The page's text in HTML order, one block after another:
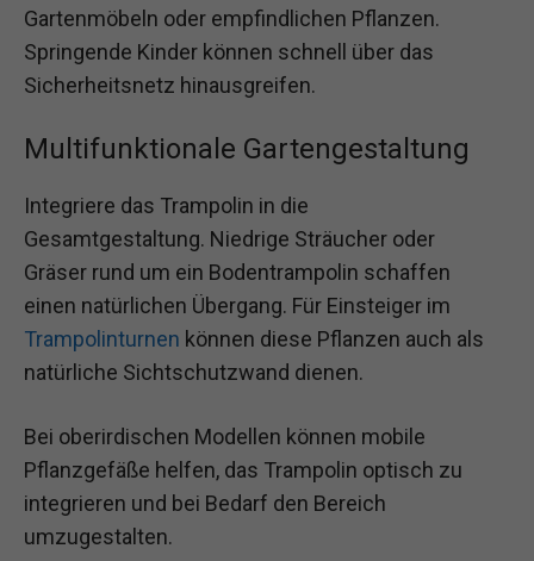
Gartenmöbeln oder empfindlichen Pflanzen.
Springende Kinder können schnell über das
Sicherheitsnetz hinausgreifen.
Multifunktionale Gartengestaltung
Integriere das Trampolin in die
Gesamtgestaltung. Niedrige Sträucher oder
Gräser rund um ein Bodentrampolin schaffen
einen natürlichen Übergang. Für Einsteiger im
Trampolinturnen können diese Pflanzen auch als
natürliche Sichtschutzwand dienen.
Bei oberirdischen Modellen können mobile
Pflanzgefäße helfen, das Trampolin optisch zu
integrieren und bei Bedarf den Bereich
umzugestalten.